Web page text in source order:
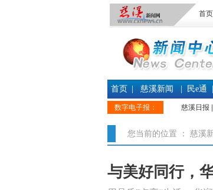
首页
首页 慈溪新闻 民e通
数字电子报： 慈溪日报
您当前的位置 ： 慈溪
与美好同行，